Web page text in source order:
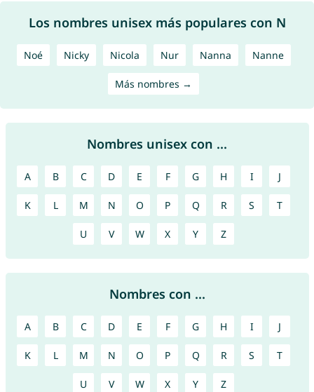
Los nombres unisex más populares con N
Noé Nicky Nicola Nur Nanna Nanne
Más nombres →
Nombres unisex con ...
A B C D E F G H I J
K L M N O P Q R S T
U V W X Y Z
Nombres con ...
A B C D E F G H I J
K L M N O P Q R S T
U V W X Y Z